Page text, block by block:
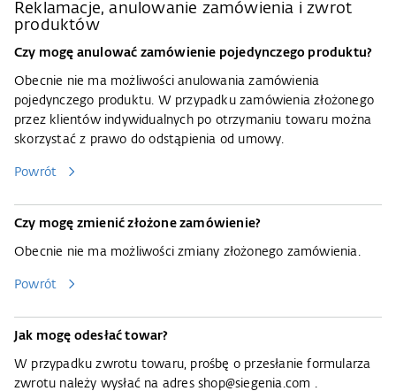
Reklamacje, anulowanie zamówienia i zwrot
produktów
Czy mogę anulować zamówienie pojedynczego produktu?
Obecnie nie ma możliwości anulowania zamówienia
pojedynczego produktu. W przypadku zamówienia złożonego
przez klientów indywidualnych po otrzymaniu towaru można
skorzystać z prawo do odstąpienia od umowy.
Powrót
Czy mogę zmienić złożone zamówienie?
Obecnie nie ma możliwości zmiany złożonego zamówienia.
Powrót
Jak mogę odesłać towar?
W przypadku zwrotu towaru, prośbę o przesłanie formularza
zwrotu należy wysłać na adres shop@siegenia.com .